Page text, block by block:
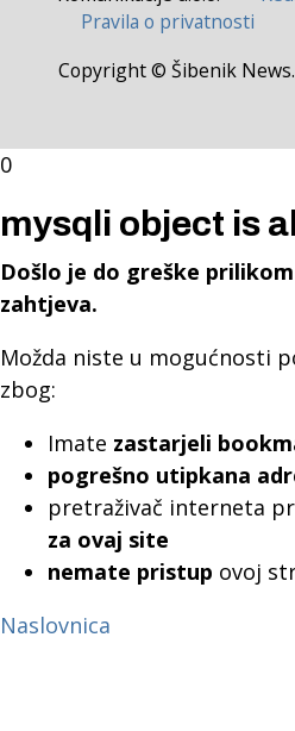
Pravila o privatnosti
Copyright © Šibenik
0
mysqli object is
Došlo je do greške
zahtjeva.
Možda niste u mogućnosti
zbog:
Imate zastarjeli
pogrešno utipkana
pretraživač interneta
za ovaj site
nemate pristup ovoj
Naslovnica